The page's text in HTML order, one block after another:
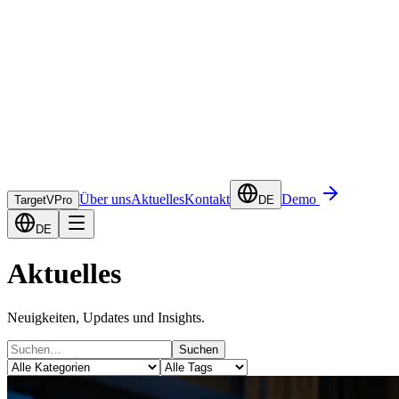
TargetVPro Über unsAktuellesKontakt DE Demo
DE
Aktuelles
Neuigkeiten, Updates und Insights.
Suchen